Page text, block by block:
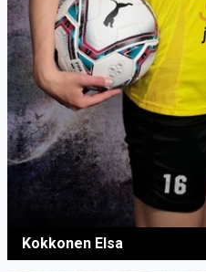
Kokkonen Elsa